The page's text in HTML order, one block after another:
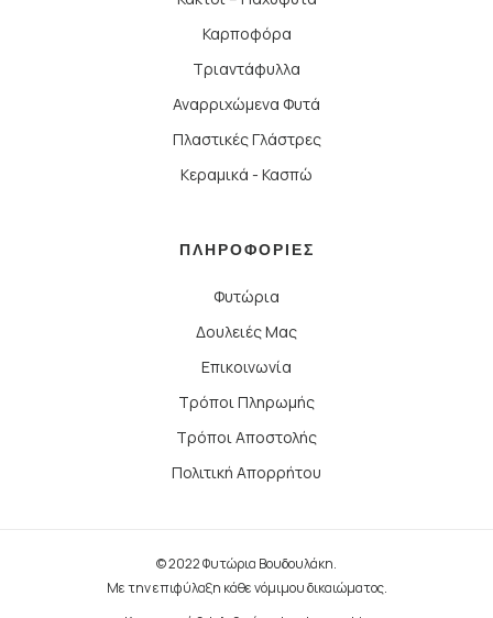
Καρποφόρα
Τριαντάφυλλα
Αναρριχώμενα Φυτά
Πλαστικές Γλάστρες
Κεραμικά - Κασπώ
ΠΛΗΡΟΦΟΡΙΕΣ
Φυτώρια
Δουλειές Μας
Επικοινωνία
Τρόποι Πληρωμής
Τρόποι Αποστολής
Πολιτική Απορρήτου
© 2022 Φυτώρια Βουδουλάκη.
Με την επιφύλαξη κάθε νόμιμου δικαιώματος.